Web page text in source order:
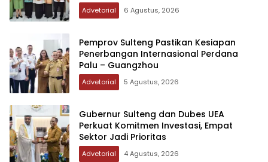
Advetorial 6 Agustus, 2026
Pemprov Sulteng Pastikan Kesiapan
Penerbangan Internasional Perdana
Palu – Guangzhou
Advetorial 5 Agustus, 2026
Gubernur Sulteng dan Dubes UEA
Perkuat Komitmen Investasi, Empat
Sektor Jadi Prioritas
Advetorial 4 Agustus, 2026